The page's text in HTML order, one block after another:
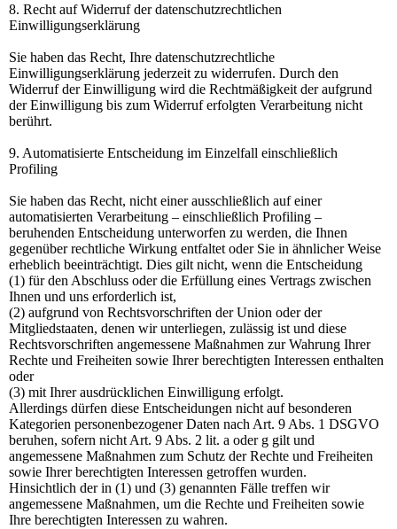
8. Recht auf Widerruf der datenschutzrechtlichen
Einwilligungserklärung
Sie haben das Recht, Ihre datenschutzrechtliche
Einwilligungserklärung jederzeit zu widerrufen. Durch den
Widerruf der Einwilligung wird die Rechtmäßigkeit der aufgrund
der Einwilligung bis zum Widerruf erfolgten Verarbeitung nicht
berührt.
9. Automatisierte Entscheidung im Einzelfall einschließlich
Profiling
Sie haben das Recht, nicht einer ausschließlich auf einer
automatisierten Verarbeitung – einschließlich Profiling –
beruhenden Entscheidung unterworfen zu werden, die Ihnen
gegenüber rechtliche Wirkung entfaltet oder Sie in ähnlicher Weise
erheblich beeinträchtigt. Dies gilt nicht, wenn die Entscheidung
(1) für den Abschluss oder die Erfüllung eines Vertrags zwischen
Ihnen und uns erforderlich ist,
(2) aufgrund von Rechtsvorschriften der Union oder der
Mitgliedstaaten, denen wir unterliegen, zulässig ist und diese
Rechtsvorschriften angemessene Maßnahmen zur Wahrung Ihrer
Rechte und Freiheiten sowie Ihrer berechtigten Interessen enthalten
oder
(3) mit Ihrer ausdrücklichen Einwilligung erfolgt.
Allerdings dürfen diese Entscheidungen nicht auf besonderen
Kategorien personenbezogener Daten nach Art. 9 Abs. 1 DSGVO
beruhen, sofern nicht Art. 9 Abs. 2 lit. a oder g gilt und
angemessene Maßnahmen zum Schutz der Rechte und Freiheiten
sowie Ihrer berechtigten Interessen getroffen wurden.
Hinsichtlich der in (1) und (3) genannten Fälle treffen wir
angemessene Maßnahmen, um die Rechte und Freiheiten sowie
Ihre berechtigten Interessen zu wahren.